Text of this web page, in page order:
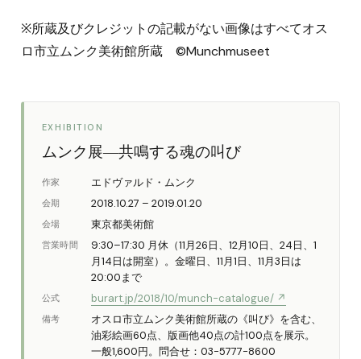
※所蔵及びクレジットの記載がない画像はすべてオス
ロ市立ムンク美術館所蔵 ©Munchmuseet
EXHIBITION
ムンク展―共鳴する魂の叫び
作家 エドヴァルド・ムンク
会期 2018.10.27 – 2019.01.20
会場 東京都美術館
営業時間
9:30–17:30 月休（11月26日、12月10日、24日、1
月14日は開室）。金曜日、11月1日、11月3日は
20:00まで
公式 burart.jp/2018/10/munch-catalogue/ ↗
備考
オスロ市立ムンク美術館所蔵の《叫び》を含む、
油彩絵画60点、版画他40点の計100点を展示。
一般1,600円。問合せ：03-5777-8600